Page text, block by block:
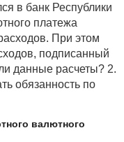
его
(п. 5ст. 9
№ 57-З
Тем не
страховых
в целях
наиболее
в банк Республики
платежа
При этом
подписанный
данные расчеты? 2.
обязанность по
валютного